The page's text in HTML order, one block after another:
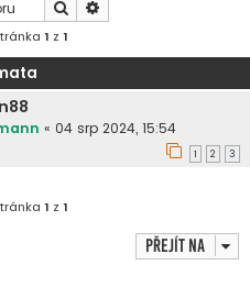
Hledat
1 z 1
« 04 srp 2024, 15:54
1 2 3
1 z 1
Přejít na